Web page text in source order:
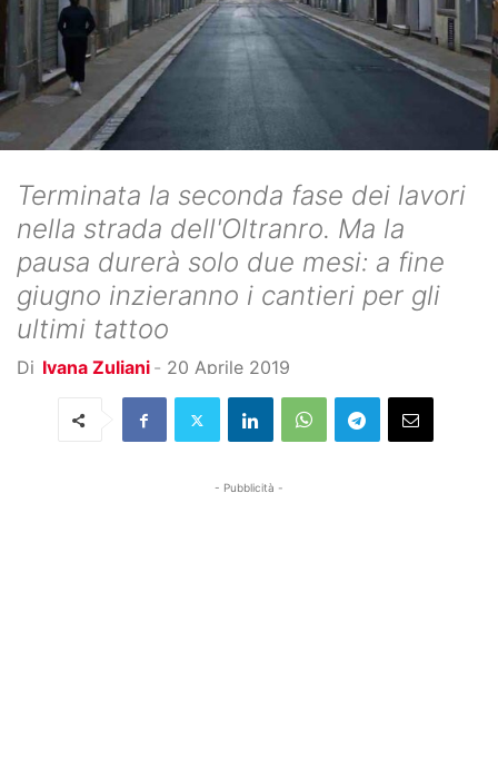
Terminata la seconda fase dei lavori
nella strada dell'Oltranro. Ma la
pausa durerà solo due mesi: a fine
giugno inzieranno i cantieri per gli
ultimi tattoo
Di Ivana Zuliani - 20 Aprile 2019
- Pubblicità -